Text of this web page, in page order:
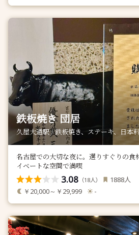
鉄板焼き 団居
久屋大通駅 / 鉄板焼き、ステーキ、日本
名古屋での大切な夜に。選りすぐりの食
イベートな空間で満喫
3.08 （18人） 1888人
￥20,000～￥29,999 -